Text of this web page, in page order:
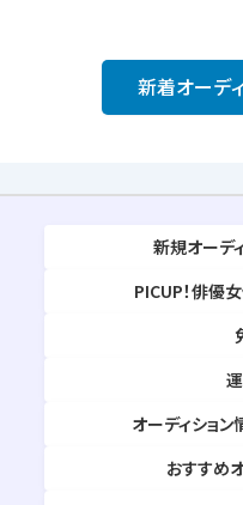
新着オーデ
新規オーデ
PICUP！俳優
オーディショ
おすすめ